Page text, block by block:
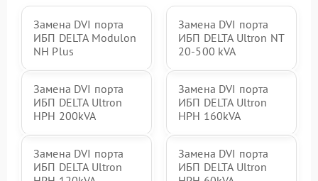
Замена DVI порта
ИБП DELTA Modulon
NH Plus
Замена DVI порта
ИБП DELTA Ultron NT
20-500 kVA
Замена DVI порта
ИБП DELTA Ultron
HPH 200kVA
Замена DVI порта
ИБП DELTA Ultron
HPH 160kVA
Замена DVI порта
ИБП DELTA Ultron
Замена DVI порта
ИБП DELTA Ultron